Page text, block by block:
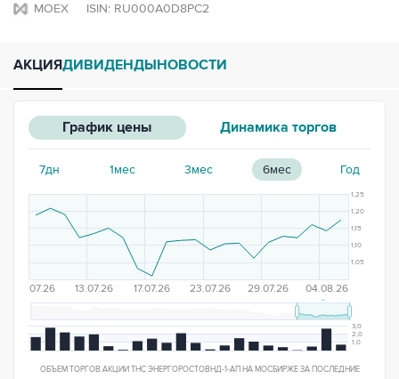
MOEX ISIN: RU000A0D8PC2
АКЦИЯДИВИДЕНДЫНОВОСТИ
График цены Динамика торгов
7дн 1мес 3мес 6мес Год
1,05
1,10
1,15
1,20
1,25
1,0
2,0
3,0
07.07.26 13.07.26 17.07.26 23.07.26 29.07.26 04.08.26
ОБЪЕМ ТОРГОВ АКЦИИ ТНС ЭНЕРГОРОСТОВНД-1-АП НА МОСБИРЖЕ ЗА ПОСЛЕДНИЕ